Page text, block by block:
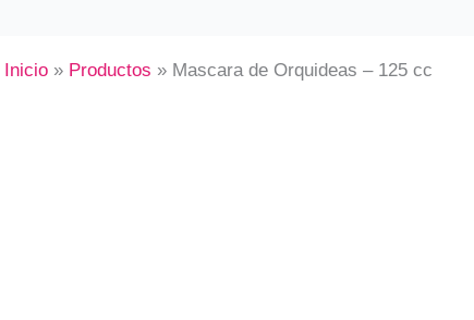
Inicio Productos Mascara de Orquideas – 125 cc